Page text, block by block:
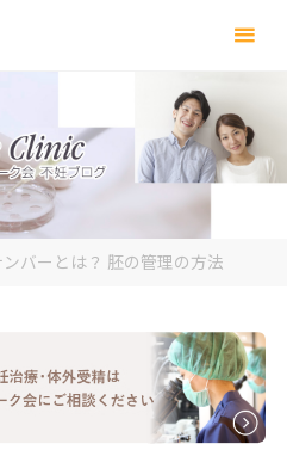
バーとは？ 胚の管理の方法